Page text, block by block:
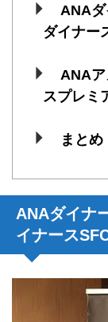
ANA
ダイナー
ANA
スプレミ
まとめ
ANAダイナ
イナース